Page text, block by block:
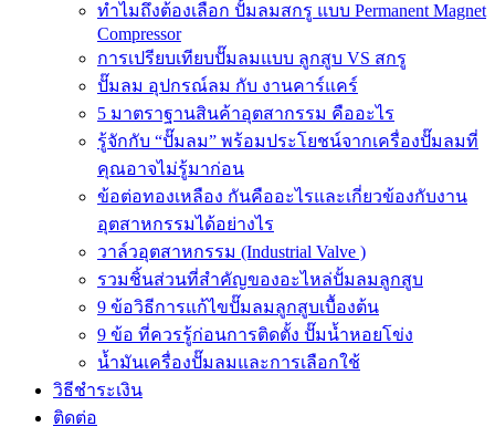
ทำไมถึงต้องเลือก ปั้มลมสกรู แบบ Permanent Magnet
Compressor
การเปรียบเทียบปั๊มลมแบบ ลูกสูบ VS สกรู
ปั๊มลม อุปกรณ์ลม กับ งานคาร์แคร์
5 มาตราฐานสินค้าอุตสากรรม คืออะไร
รู้จักกับ “ปั๊มลม” พร้อมประโยชน์จากเครื่องปั๊มลมที่
คุณอาจไม่รู้มาก่อน
ข้อต่อทองเหลือง กันคืออะไรและเกี่ยวข้องกับงาน
อุตสาหกรรมได้อย่างไร
วาล์วอุตสาหกรรม (Industrial Valve )
รวมชิ้นส่วนที่สำคัญของอะไหล่ปั้มลมลูกสูบ
9 ข้อวิธีการแก้ไขปั๊มลมลูกสูบเบื้องต้น
9 ข้อ ที่ควรรู้ก่อนการติดตั้ง ปั๊มน้ำหอยโข่ง
น้ำมันเครื่องปั๊มลมและการเลือกใช้
วิธีชำระเงิน
ติดต่อ